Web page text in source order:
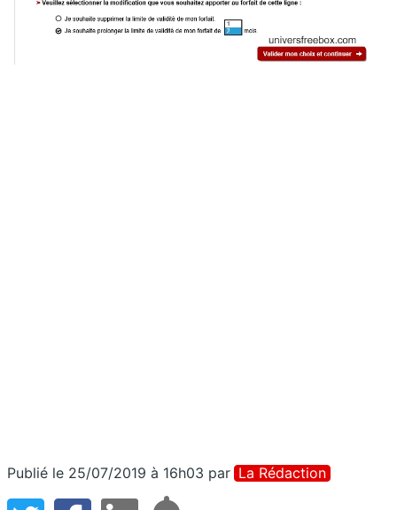
Publié le 25/07/2019 à 16h03 par La Rédaction